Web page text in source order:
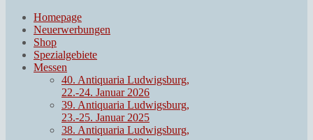
Homepage
Neuerwerbungen
Shop
Spezialgebiete
Messen
40. Antiquaria Ludwigsburg,
22.-24. Januar 2026
39. Antiquaria Ludwigsburg,
23.-25. Januar 2025
38. Antiquaria Ludwigsburg,